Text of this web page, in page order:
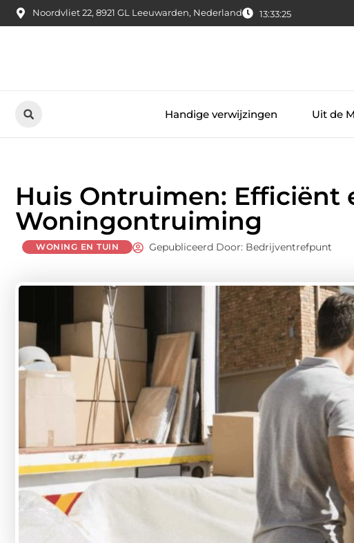
Noordvliet 22, 8921 GL Leeuwarden, Nederland 13:33:26
Handige verwijzingen Uit de
Huis Ontruimen: Efficiënt
Woningontruiming
WONING EN TUIN Gepubliceerd Door: Bedrijventrefpunt